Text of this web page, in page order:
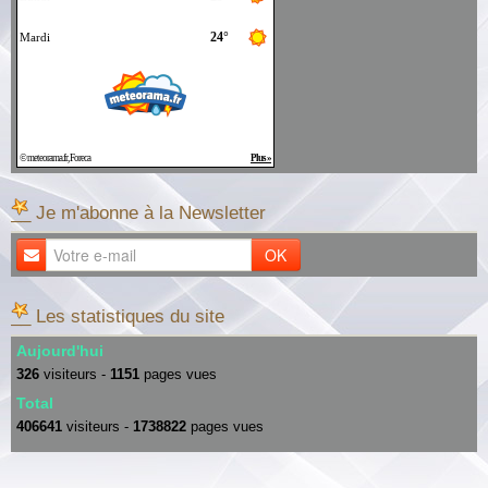
__ Je m'abonne à la Newsletter
OK
__ Les statistiques du site
Aujourd'hui
326 visiteurs - 1151 pages vues
Total
406641 visiteurs - 1738822 pages vues